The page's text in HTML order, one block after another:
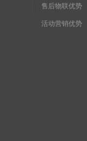
售后物联优势
活动营销优势